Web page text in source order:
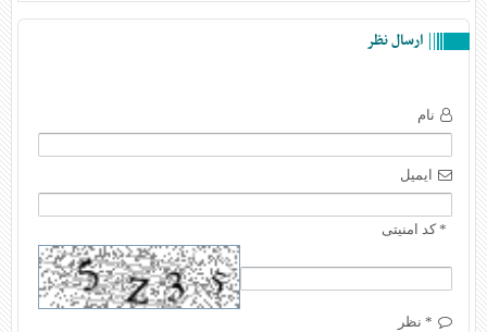
ارسال نظر
نام
ایمیل
* کد امنیتی
* نظر